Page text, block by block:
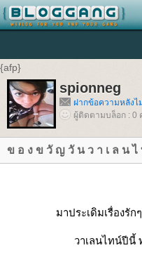
{afp}
spionneg
ฝากข้อความหลังไ
ผู้ติดตามบล็อก : 0
ข อ ง ข วั ญ วั น ว า เ ล น
มาประเดิมเรื่องรั
วาเลนไทน์ปีนี้